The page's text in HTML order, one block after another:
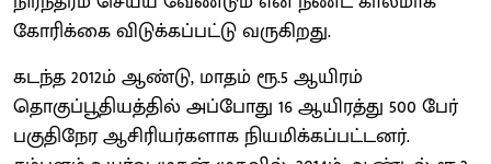
கோரிக்கை விடுக்கப்பட்டு வருகிறது.
கடந்த 2012ம் ஆண்டு, மாதம் ரூ.5 ஆயிரம்
தொகுப்பூதியத்தில் அப்போது 16 ஆயிரத்து 500 பேர்
பகுதிநேர ஆசிரியர்களாக நியமிக்கப்பட்டனர்.